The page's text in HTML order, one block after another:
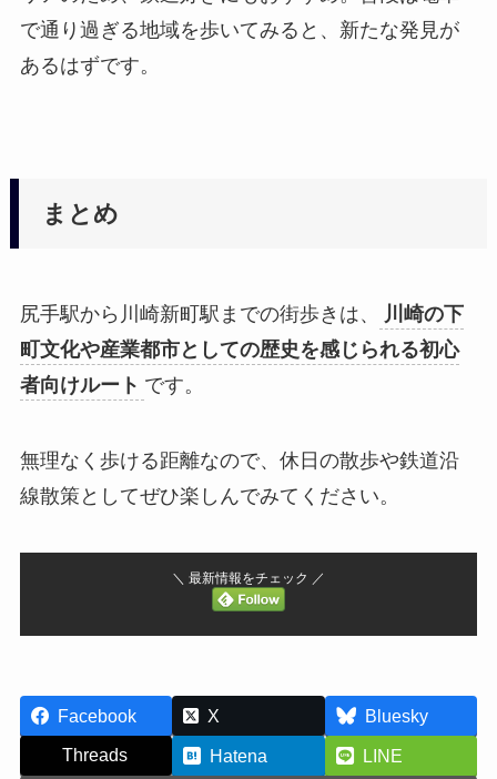
で通り過ぎる地域を歩いてみると、新たな発見が
あるはずです。
まとめ
尻手駅から川崎新町駅までの街歩きは、
川崎の下
町文化や産業都市としての歴史を感じられる初心
者向けルート です。
無理なく歩ける距離なので、休日の散歩や鉄道沿
線散策としてぜひ楽しんでみてください。
＼ 最新情報をチェック ／
Facebook X
Bluesky
Threads
Hatena
LINE